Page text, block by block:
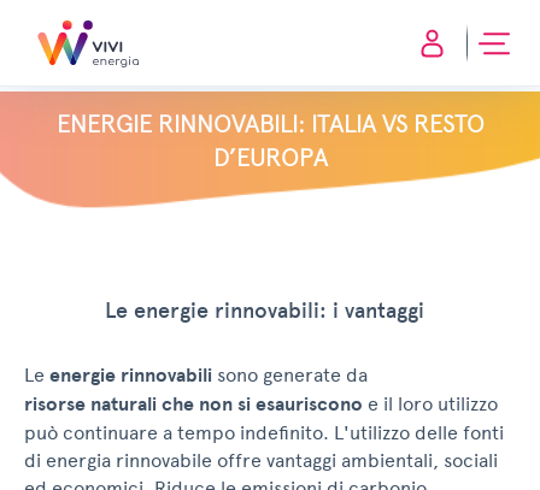
ENERGIE RINNOVABILI: ITALIA VS RESTO
D’EUROPA
Le energie rinnovabili: i vantaggi
Le energie rinnovabili sono generate da
risorse naturali che non si esauriscono e il loro utilizzo
può continuare a tempo indefinito. L'utilizzo delle fonti
di energia rinnovabile offre vantaggi ambientali, sociali